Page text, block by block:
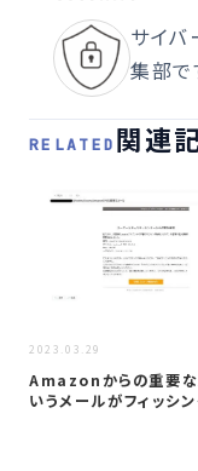
サイバ
集部で
RELATED 関連
2023.03.29
Amazonからの重要な
いうメールがフィッシ